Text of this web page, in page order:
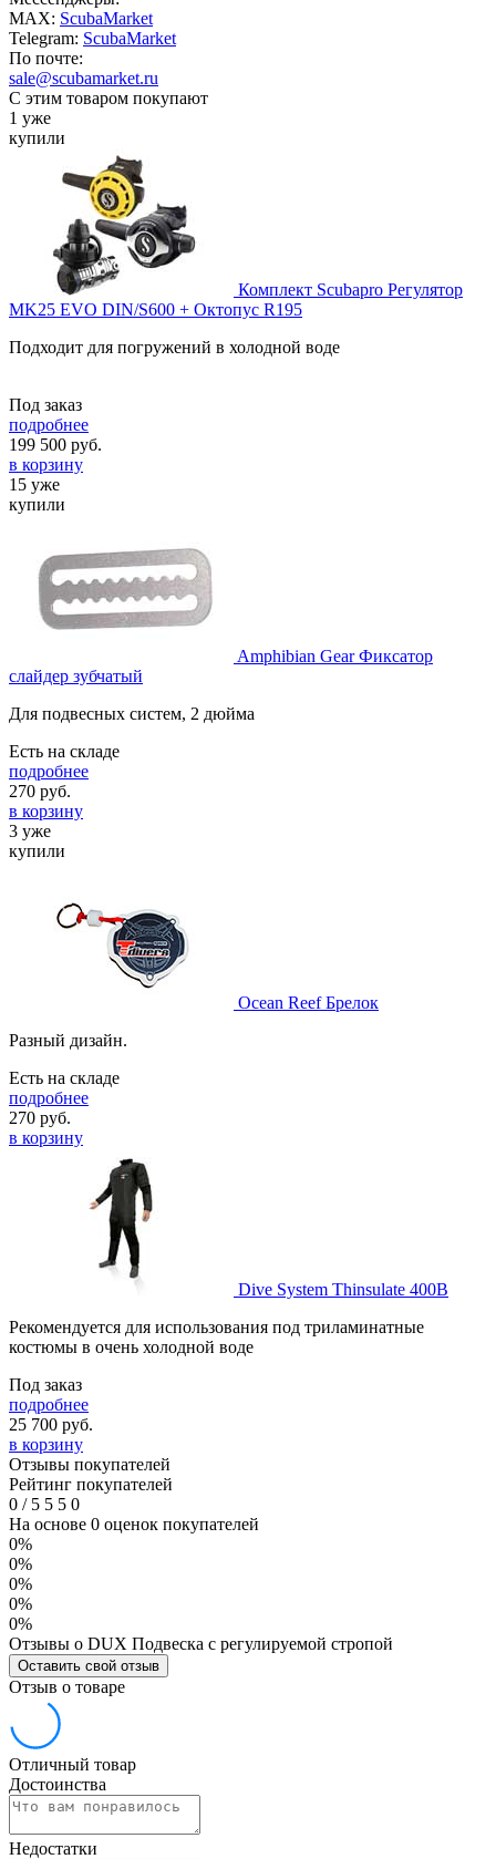
MAX: ScubaMarket
Telegram: ScubaMarket
По почте:
sale@scubamarket.ru
С этим товаром покупают
1 уже
купили
Комплект Scubapro Регулятор
MK25 EVO DIN/S600 + Октопус R195
Подходит для погружений в холодной воде
Под заказ
подробнее
199 500 руб.
в корзину
15 уже
купили
Amphibian Gear Фиксатор
слайдер зубчатый
Для подвесных систем, 2 дюйма
Есть на складе
подробнее
270 руб.
в корзину
3 уже
купили
Ocean Reef Брелок
Разный дизайн.
Есть на складе
подробнее
270 руб.
в корзину
Dive System Thinsulate 400B
Рекомендуется для использования под триламинатные
костюмы в очень холодной воде
Под заказ
подробнее
25 700 руб.
в корзину
Отзывы покупателей
Рейтинг покупателей
0 /5 5 5 0
На основе 0 оценок покупателей
0%
0%
0%
0%
0%
Отзывы о DUX Подвеска с регулируемой стропой
Оставить свой отзыв
Отзыв о товаре
Отличный товар
Достоинства
Недостатки